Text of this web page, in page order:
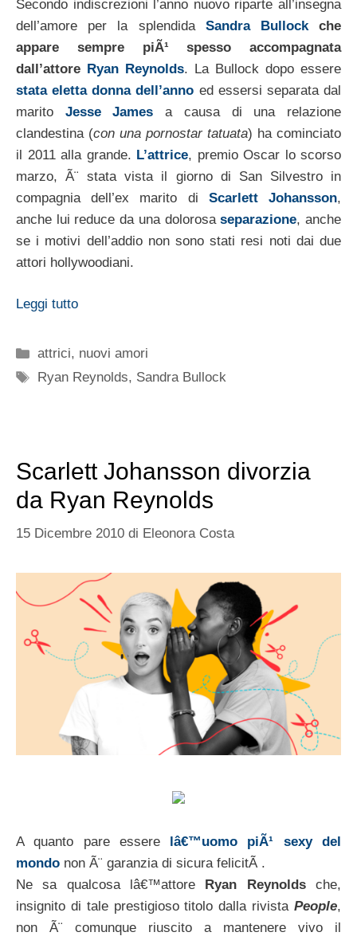
Secondo indiscrezioni l’anno nuovo riparte all’insegna
dell’amore per la splendida Sandra Bullockche
appare sempre piÃ¹ spesso accompagnata
dall’attore Ryan Reynolds. La Bullock dopo essere
stata eletta donna dell’anno ed essersi separata dal
marito Jesse James a causa di una relazione
clandestina (con una pornostar tatuata) ha cominciato
il 2011 alla grande. L’attrice, premio Oscar lo scorso
marzo, Ã¨ stata vista il giorno di San Silvestro in
compagnia dell’ex marito di Scarlett Johansson,
anche lui reduce da una dolorosaseparazione, anche
se i motivi dell’addio non sono stati resi noti dai due
attori hollywoodiani.
Leggi tutto
Categorie
attrici, nuovi amori
Tag
Ryan Reynolds, Sandra Bullock
Scarlett Johansson divorzia
da Ryan Reynolds
15 Dicembre 2010 di Eleonora Costa
A quanto pare essere lâ€™uomo piÃ¹ sexy del
mondo non Ã¨ garanzia di sicura felicitÃ .
Ne sa qualcosa lâ€™attore Ryan Reynoldsche,
insignito di tale prestigioso titolo dalla rivista People,
non Ã¨ comunque riuscito a mantenere vivo il